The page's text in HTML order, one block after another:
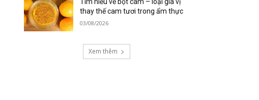
thay thế cam tươi trong ẩm thực
03/08/2026
Xem thêm